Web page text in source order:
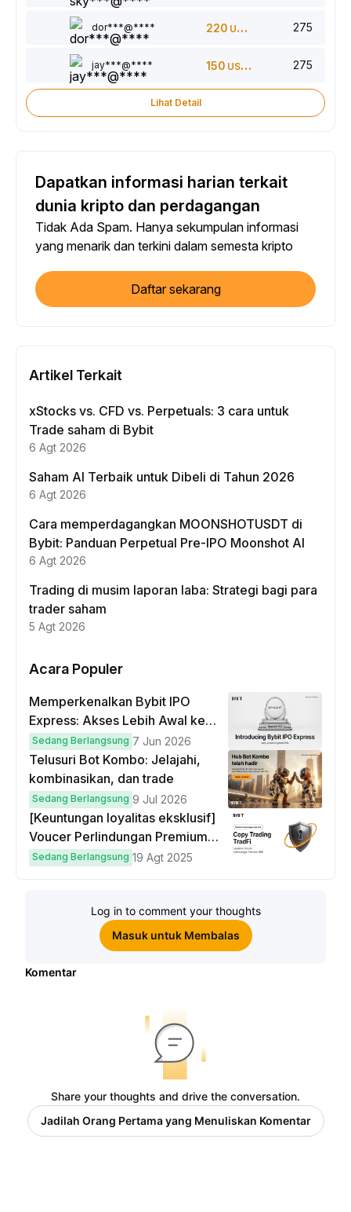
dor***@**** 220 USDT 275
jay***@**** 150 USDT 275
Lihat Detail
Dapatkan informasi harian terkait
dunia kripto dan perdagangan
Tidak Ada Spam. Hanya sekumpulan informasi
yang menarik dan terkini dalam semesta kripto
Daftar sekarang
Artikel Terkait
xStocks vs. CFD vs. Perpetuals: 3 cara untuk
Trade saham di Bybit
6 Agt 2026
Saham AI Terbaik untuk Dibeli di Tahun 2026
6 Agt 2026
Cara memperdagangkan MOONSHOTUSDT di
Bybit: Panduan Perpetual Pre-IPO Moonshot AI
6 Agt 2026
Trading di musim laporan laba: Strategi bagi para
trader saham
5 Agt 2026
Acara Populer
Memperkenalkan Bybit IPO
Express: Akses Lebih Awal ke
IPO Global!
Sedang Berlangsung 7 Jun 2026
Telusuri Bot Kombo: Jelajahi,
kombinasikan, dan trade
Sedang Berlangsung 9 Jul 2026
[Keuntungan loyalitas eksklusif]
Voucer Perlindungan Premium
hingga $50
Sedang Berlangsung 19 Agt 2025
Log in to comment your thoughts
Masuk untuk Membalas
Komentar
Share your thoughts and drive the conversation.
Jadilah Orang Pertama yang Menuliskan Komentar